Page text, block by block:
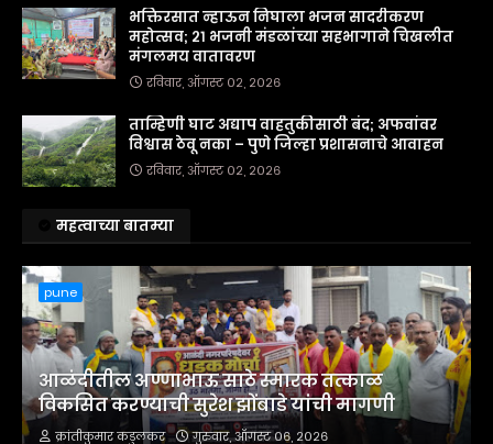
भक्तिरसात न्हाऊन निघाला भजन सादरीकरण
महोत्सव; २१ भजनी मंडळांच्या सहभागाने चिखलीत
मंगलमय वातावरण
रविवार, ऑगस्ट ०२, २०२६
ताम्हिणी घाट अद्याप वाहतुकीसाठी बंद; अफवांवर
विश्वास ठेवू नका – पुणे जिल्हा प्रशासनाचे आवाहन
रविवार, ऑगस्ट ०२, २०२६
महत्वाच्या बातम्या
pune
आळंदीतील अण्णाभाऊ साठे स्मारक तत्काळ
विकसित करण्याची सुरेश झोंबाडे यांची मागणी
क्रांतीकुमार कडुलकर गुरुवार, ऑगस्ट ०६, २०२६